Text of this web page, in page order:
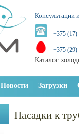
Консультации
+375 (17)
+375 (29)
Каталог
Новости Загрузки
Насадки к